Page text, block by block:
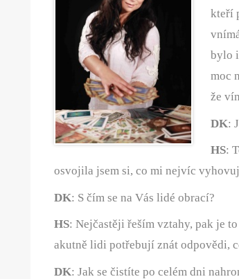
kteří
bylo i
moc
že
DK:
HS:
osvojila jsem si, co mi nejvíc
DK: S čím se na Vás lidé obrací?
HS: Nejčastěji řeším vztahy, pak je
akutně lidi potřebují znát odpovědi,
DK: Jak se čistíte po celém dni